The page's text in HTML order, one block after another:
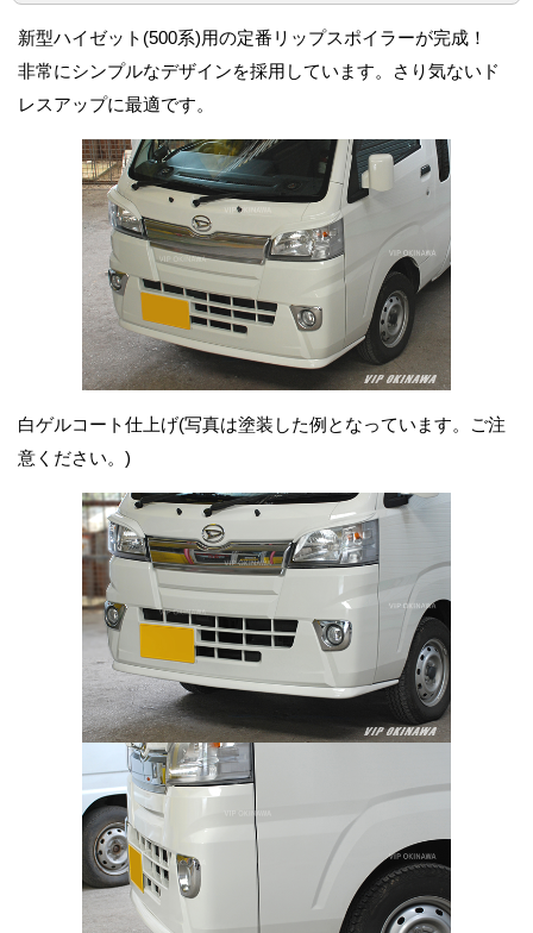
新型ハイゼット(500系)用の定番リップスポイラーが完成！
非常にシンプルなデザインを採用しています。さり気ないド
レスアップに最適です。
白ゲルコート仕上げ(写真は塗装した例となっています。ご注
意ください。)